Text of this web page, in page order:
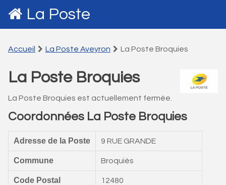
La Poste
Accueil La Poste Aveyron La Poste Broquies
La Poste Broquies
La Poste Broquies est actuellement fermée.
Coordonnées La Poste Broquies
Adresse de la Poste 9 RUE GRANDE
Commune Broquiès
Code Postal 12480